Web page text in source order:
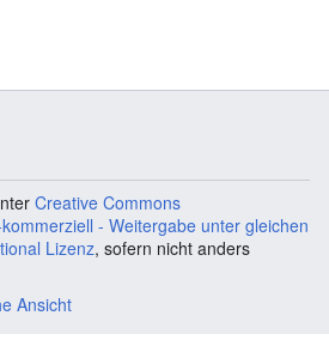
Creative Commons
- Weitergabe unter gleichen
Lizenz, sofern nicht anders
Ansicht